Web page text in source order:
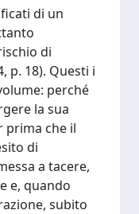
di un
di
p. 18). Questi i
perché
la sua
prima che il
di
a tacere,
e, quando
subito